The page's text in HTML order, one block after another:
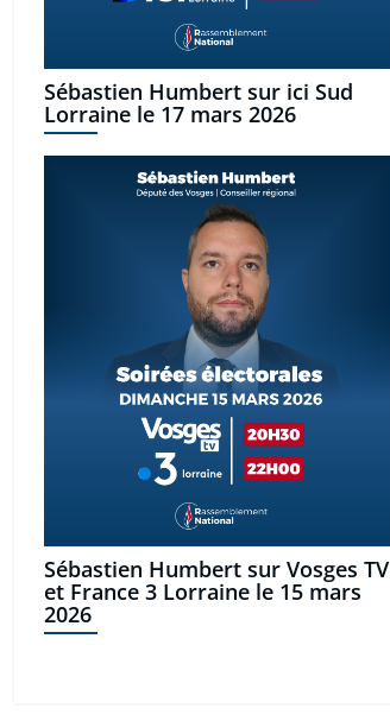
Sébastien Humbert sur ici Sud
Lorraine le 17 mars 2026
Sébastien Humbert sur Vosges TV
et France 3 Lorraine le 15 mars
2026